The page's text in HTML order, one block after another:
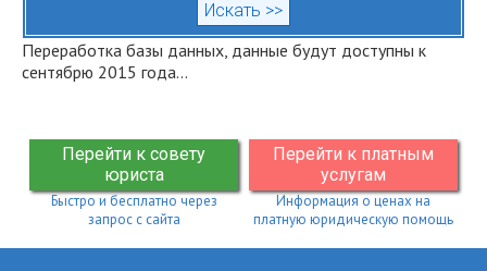
Переработка базы данных, данные будут доступны к
сентябрю 2015 года...
Перейти к совету
юриста
Перейти к платным
услугам
Быстро и бесплатно через
запрос с сайта
Информация о ценах на
платную юридическую помощь